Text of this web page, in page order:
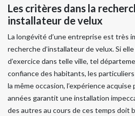
Les critères dans la
installateur de velux
La longévité d’une entreprise est très
recherche d’installateur de velux. Si
d’exercice dans telle ville, tel
confiance des habitants, les
la même occasion, l’expérience
années garantit une installation
des autres au cours de ces temps doit